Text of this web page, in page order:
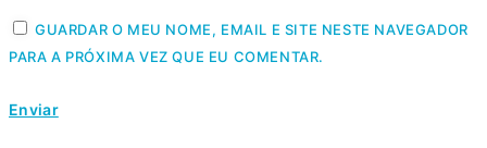
GUARDAR O MEU NOME, EMAIL E SITE NESTE NAVEGADOR
PARA A PRÓXIMA VEZ QUE EU COMENTAR.